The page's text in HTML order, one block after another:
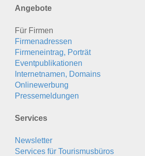
Angebote
Für Firmen
Firmenadressen
Firmeneintrag, Porträt
Eventpublikationen
Internetnamen, Domains
Onlinewerbung
Pressemeldungen
Services
Newsletter
Services für Tourismusbüros